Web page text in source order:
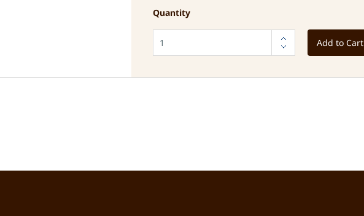
Quantity
Add to Cart